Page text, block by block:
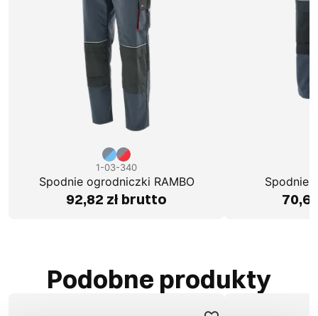
1-03-340
Spodnie ogrodniczki RAMBO
92,82 zł brutto
Spodnie
Podobne produkty